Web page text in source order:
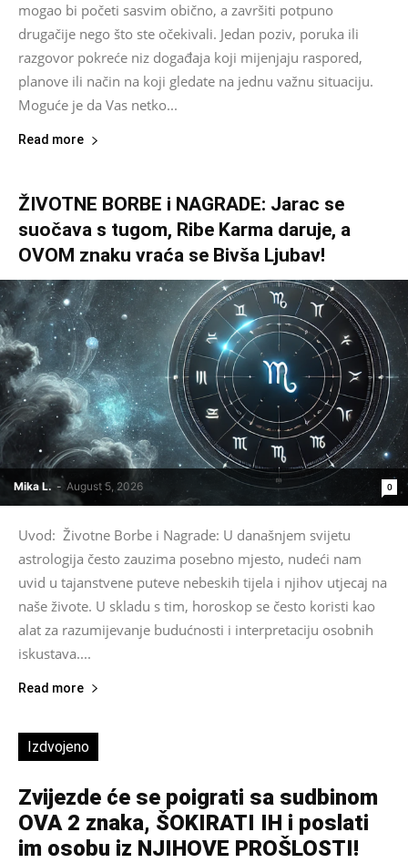
mogao bi početi sasvim obično, a završiti potpuno
drugačije nego što ste očekivali. Jedan poziv, poruka ili
razgovor pokreće niz događaja koji mijenjaju raspored,
planove ili način na koji gledate na jednu važnu situaciju.
Moguće je da Vas netko...
Read more
ŽIVOTNE BORBE i NAGRADE: Jarac se
suočava s tugom, Ribe Karma daruje, a
OVOM znaku vraća se Bivša Ljubav!
Mika L. - August 5, 2026 0
Uvod: Životne Borbe i Nagrade: U današnjem svijetu
astrologija često zauzima posebno mjesto, nudeći nam
uvid u tajanstvene puteve nebeskih tijela i njihov utjecaj na
naše živote. U skladu s tim, horoskop se često koristi kao
alat za razumijevanje budućnosti i interpretaciju osobnih
iskustava....
Read more
Izdvojeno
Zvijezde će se poigrati sa sudbinom
OVA 2 znaka, ŠOKIRATI IH i poslati
im osobu iz NJIHOVE PROŠLOSTI!